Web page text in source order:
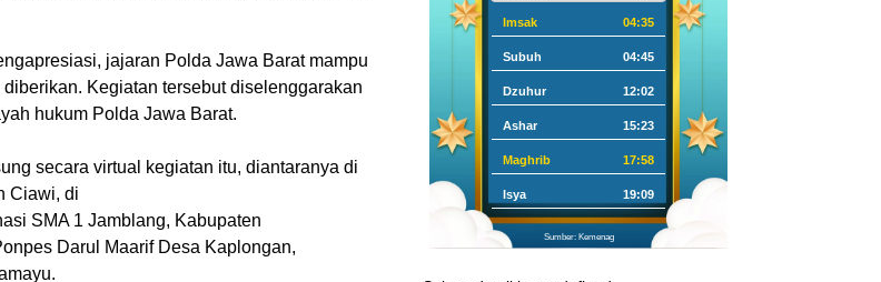
jajaran Polda Jawa Barat mampu
Kegiatan tersebut diselenggarakan
hukum Polda Jawa Barat.
secara virtual kegiatan itu, diantaranya di
Ciawi, di
SMA 1 Jamblang, Kabupaten
Darul Maarif Desa Kaplongan,
Imsak 04:35
Subuh 04:45
Dzuhur 12:02
Ashar 15:23
Maghrib 17:58
Isya 19:09
Sumber: Kemenag